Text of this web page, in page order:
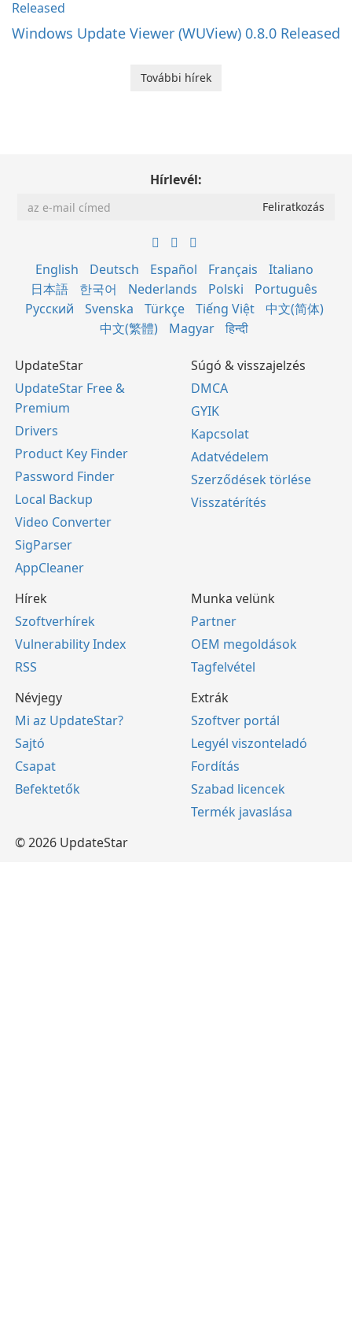
Windows Update Viewer (WUView) 0.8.0 Released
További hírek
Hírlevél:
English Deutsch Español Français
Italiano
日本語
한국어 Nederlands Polski
Português
Русский
Svenska Türkçe Tiếng Việt
中文(简体)
中文(繁體)
Magyar हिन्दी
UpdateStar
UpdateStar Free &
Premium
Drivers
Product Key Finder
Password Finder
Local Backup
Video Converter
SigParser
AppCleaner
Súgó & visszajelzés
DMCA
GYIK
Kapcsolat
Adatvédelem
Szerződések törlése
Visszatérítés
Hírek
Szoftverhírek
Vulnerability Index
RSS
Munka velünk
Partner
OEM megoldások
Tagfelvétel
Névjegy
Mi az UpdateStar?
Sajtó
Csapat
Befektetők
Extrák
Szoftver portál
Legyél viszonteladó
Fordítás
Szabad licencek
Termék javaslása
© 2026 UpdateStar